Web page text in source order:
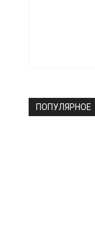
ПОПУЛЯРНОЕ